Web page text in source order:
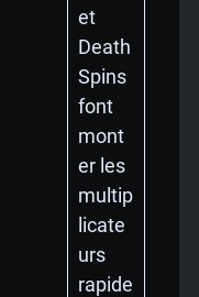
et
Death
Spins
font
mont
er les
multip
licate
urs
rapide